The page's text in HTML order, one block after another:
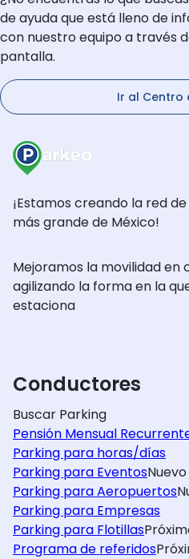
de ayuda que está lleno de
con nuestro equipo a través
pantalla.
Ir al Centro
¡Estamos creando la red
más grande de México!
Mejoramos la movilidad en
agilizando la forma en la
estaciona
Conductores
Buscar Parking
Pensión Mensual
Parking para horas/días
Parking para EventosNuevo
Parking para Aeropuertos
Parking para Empresas
Parking para Flotillas
Programa de referidos